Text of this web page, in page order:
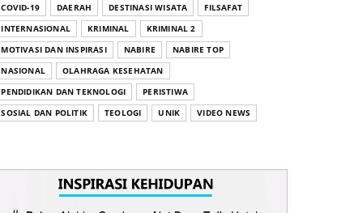
COVID-19
DAERAH DESTINASI WISATA
FILSAFAT
INTERNASIONAL
KRIMINAL
KRIMINAL 2
MOTIVASI DAN INSPIRASI
NABIRE
NABIRE TOP
NASIONAL
OLAHRAGA KESEHATAN
PENDIDIKAN DAN TEKNOLOGI
PERISTIWA
SOSIAL DAN POLITIK
TEOLOGI UNIK VIDEO NEWS